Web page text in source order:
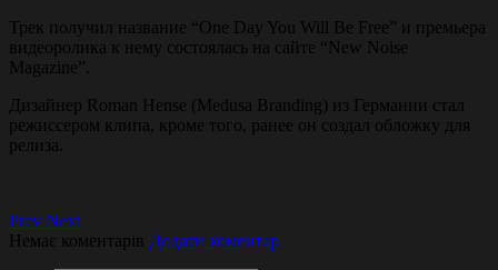
Трек получил название “One Day You Will Be Free” и премьера
видеоролика к нему состоялась на сайте “New Noise
Magazine”.
Дизайнер Roman Hense (Medusa Branding) из Германии стал
режиссером клипа, кроме того, ранее он создал обложку для
релиза.
Prev Next
Немає коментарів Додати коментар